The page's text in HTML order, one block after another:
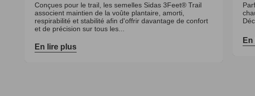
Conçues pour le trail, les semelles Sidas 3Feet® Trail
associent maintien de la voûte plantaire, amorti,
respirabilité et stabilité afin d'offrir davantage de confort
et de précision sur tous les...
En lire plus